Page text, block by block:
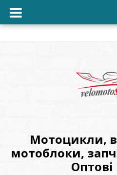
Оптові
ціни.
Мотоцикли,
мотоблоки,
Оптові